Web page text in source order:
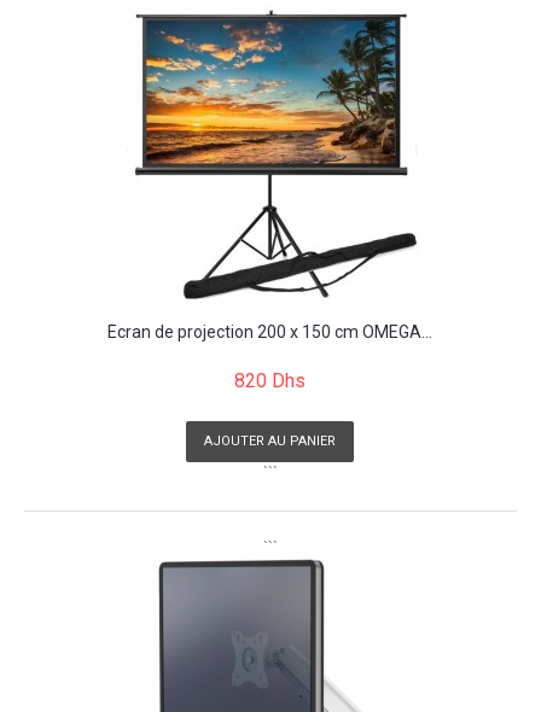
Écran de projection 200 x 150 cm OMEGA...
820 Dhs
AJOUTER AU PANIER
```
```